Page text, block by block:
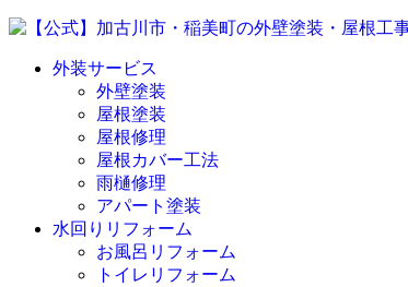
外装サービス
外壁塗装
屋根塗装
屋根修理
屋根カバー工法
雨樋修理
アパート塗装
水回りリフォーム
お風呂リフォーム
トイレリフォーム